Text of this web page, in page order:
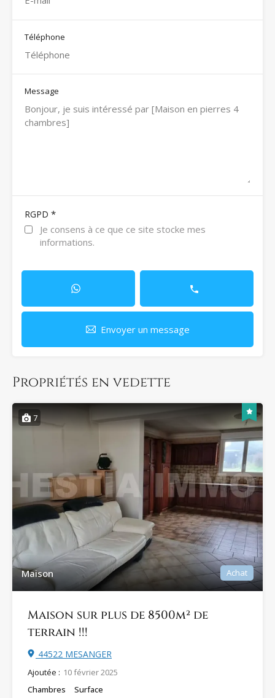
Téléphone
Message
RGPD *
Je consens à ce que ce site stocke mes
informations.
Envoyer un message
Propriétés en vedette
7
Maison Achat
Maison sur plus de 8500m² de
terrain !!!
44522 MESANGER
Ajoutée : 10 février 2025
Chambres
Surface